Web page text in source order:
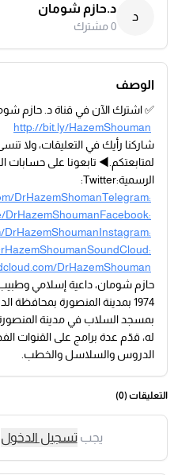
د
د.حازم شومان
0مشترك
الوصف
✅ اشترك الآن في قناة د. حازم
http://bit.ly/HazemShouman
شاركنا رأيك في التعليقات، ولا
لمتابعتكم.◀ تابعونا على حسابات
الرسمية:Twitter:
DrHazemShomanTelegram:
DrHazemShoumanFacebook:
DrHazemShouman
1974 بمدينة المنصورة بمحافظة
بمسجد السلاب في مدينة
له، قدّم عدة برامج على القنوات
الدروس والسلاسل والخطب.
التعليقات (0
)
يجبتسجيل الدخول